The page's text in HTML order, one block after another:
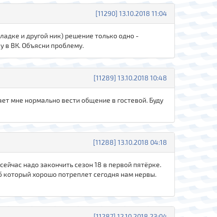
[11290] 13.10.2018 11:04
и другой ник) решение только одно -
в ВК. Объясни проблему.
[11289] 13.10.2018 10:48
мне нормально вести общение в гостевой. Буду
[11288] 13.10.2018 04:18
надо закончить сезон 18 в первой пятёрке.
который хорошо потреплет сегодня нам нервы.